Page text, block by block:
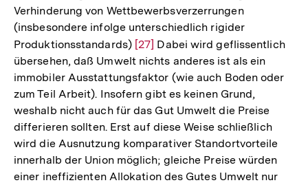
Verhinderung von Wettbewerbsverzerrungen
(insbesondere infolge unterschiedlich rigider
Produktionsstandards) Zur
Auflösung
der
Fußnote
[27] Dabei wird geflissentlich
übersehen, daß Umwelt nichts anderes ist als ein
immobiler Ausstattungsfaktor (wie auch Boden oder
zum Teil Arbeit). Insofern gibt es keinen Grund,
weshalb nicht auch für das Gut Umwelt die Preise
differieren sollten. Erst auf diese Weise schließlich
wird die Ausnutzung komparativer Standortvorteile
innerhalb der Union möglich; gleiche Preise würden
einer ineffizienten Allokation des Gutes Umwelt nur